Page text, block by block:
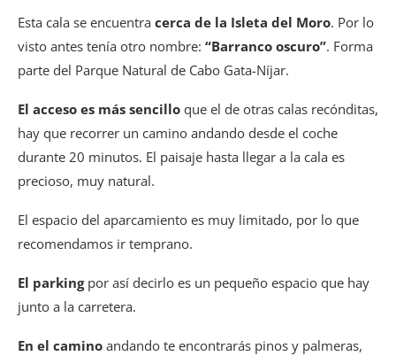
Esta cala se encuentra cerca de la Isleta del Moro. Por lo
visto antes tenía otro nombre: “Barranco oscuro”. Forma
parte del Parque Natural de Cabo Gata-Níjar.
El acceso es más sencillo que el de otras calas recónditas,
hay que recorrer un camino andando desde el coche
durante 20 minutos. El paisaje hasta llegar a la cala es
precioso, muy natural.
El espacio del aparcamiento es muy limitado, por lo que
recomendamos ir temprano.
El parkingpor así decirlo es un pequeño espacio que hay
junto a la carretera.
En el camino andando te encontrarás pinos y palmeras,